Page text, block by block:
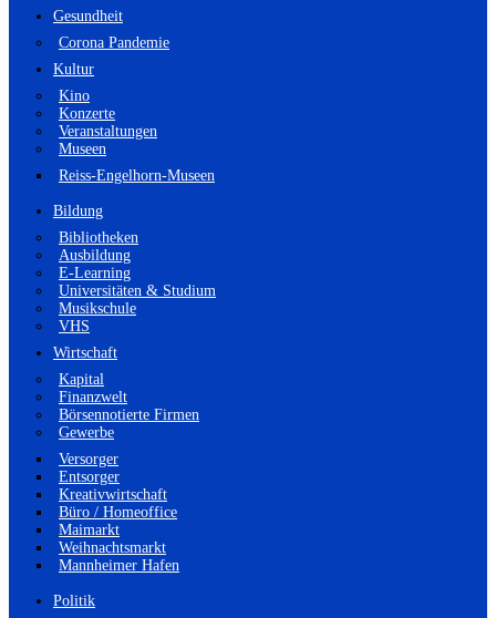
Gesundheit
Corona Pandemie
Kultur
Kino
Konzerte
Veranstaltungen
Museen
Reiss-Engelhorn-Museen
Bildung
Bibliotheken
Ausbildung
E-Learning
Universitäten & Studium
Musikschule
VHS
Wirtschaft
Kapital
Finanzwelt
Börsennotierte Firmen
Gewerbe
Versorger
Entsorger
Kreativwirtschaft
Büro / Homeoffice
Maimarkt
Weihnachtsmarkt
Mannheimer Hafen
Politik